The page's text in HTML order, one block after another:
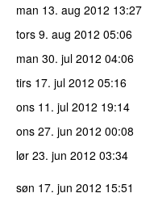
man 13. aug 2012 13:27
tors 9. aug 2012 05:06
man 30. jul 2012 04:06
tirs 17. jul 2012 05:16
ons 11. jul 2012 19:14
ons 27. jun 2012 00:08
lør 23. jun 2012 03:34
søn 17. jun 2012 15:51